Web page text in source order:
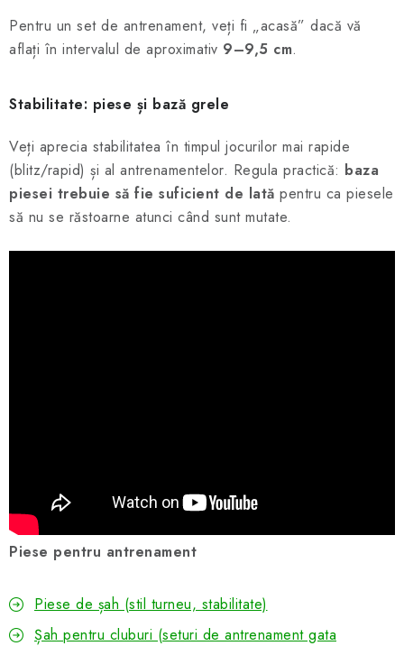
Pentru un set de antrenament, veți fi „acasă” dacă vă
aflați în intervalul de aproximativ 9–9,5 cm.
Stabilitate: piese și bază grele
Veți aprecia stabilitatea în timpul jocurilor mai rapide
(blitz/rapid) și al antrenamentelor. Regula practică: baza
piesei trebuie să fie suficient de lată pentru ca piesele
să nu se răstoarne atunci când sunt mutate.
Piese pentru antrenament
Piese de șah (stil turneu, stabilitate)
Șah pentru cluburi (seturi de antrenament gata